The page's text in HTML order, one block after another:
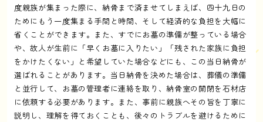
度親族が集まった際に、納骨まで済ませてしまえば、四十九日の
ためにもう一度集まる手間と時間、そして経済的な負担を大幅に
省くことができます。また、すでにお墓の準備が整っている場合
や、故人が生前に「早くお墓に入りたい」「残された家族に負担
をかけたくない」と希望していた場合などにも、この当日納骨が
選ばれることがあります。当日納骨を決めた場合は、葬儀の準備
と並行して、お墓の管理者に連絡を取り、納骨室の開閉を石材店
に依頼する必要があります。また、事前に親族へその旨を丁寧に
説明し、理解を得ておくことも、後々のトラブルを避けるために